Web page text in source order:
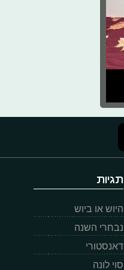
תגיות
היוש או ביוש
נבחרי השנה
דאנסטורי
סוי לונה